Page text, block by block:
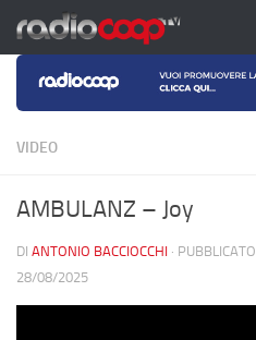
Salta al contenuto
VIDEO
AMBULANZ – Joy
DI ANTONIO BACCIOCCHI · PUBBLICATO
28/08/2025